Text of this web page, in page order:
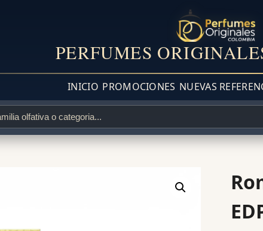
PERFUMES
INICIO PROMOCIONES NUEVAS